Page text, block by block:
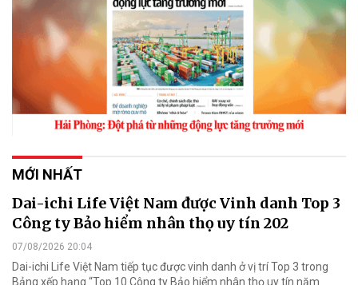
MỚI NHẤT
Dai-ichi Life Việt Nam được Vinh danh Top 3
Công ty Bảo hiểm nhân thọ uy tín 202
07/08/2026 20:04
Dai-ichi Life Việt Nam tiếp tục được vinh danh ở vị trí Top 3 trong
Bảng xếp hạng “Top 10 Công ty Bảo hiểm nhân thọ uy tín năm